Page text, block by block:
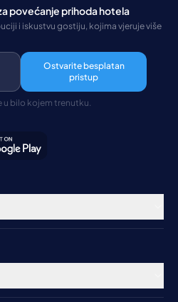
povećanje prihoda hotela
i iskustvu gostiju, kojima vjeruje više
Ostvarite besplatan
pristup
u bilo kojem trenutku.